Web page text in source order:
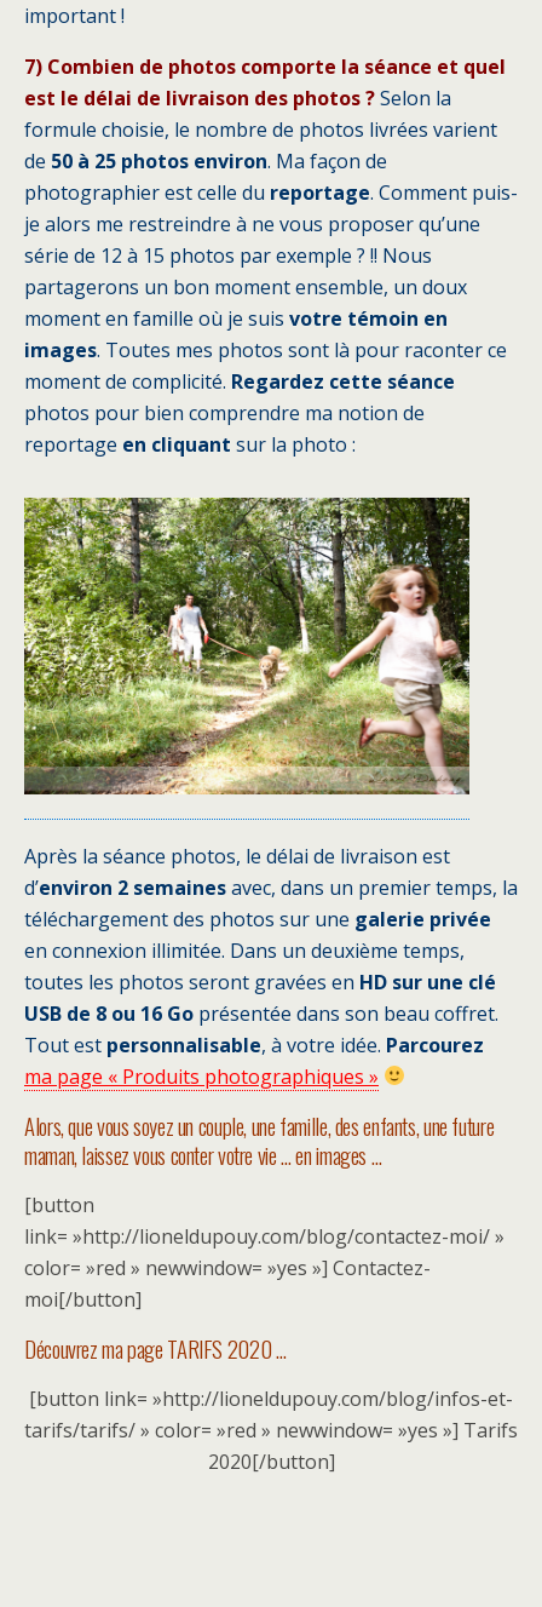
important !
7) Combien de photos comporte la séance et quel
est le délai de livraison des photos ?Selon la
formule choisie, le nombre de photos livrées varient
de 50 à 25 photos environ. Ma façon de
photographier est celle du reportage. Comment puis-
je alors me restreindre à ne vous proposer qu’une
série de 12 à 15 photos par exemple ? !! Nous
partagerons un bon moment ensemble, un doux
moment en famille où je suis votre témoin en
images. Toutes mes photos sont là pour raconter ce
moment de complicité. Regardez cette séance
photos pour bien comprendre ma notion de
reportage en cliquant sur la photo :
Après la séance photos, le délai de livraison est
d’environ 2 semainesavec, dans un premier temps, la
téléchargement des photos sur une galerie privée
en connexion illimitée. Dans un deuxième temps,
toutes les photos seront gravées en HD sur une clé
USB de 8 ou 16 Go présentée dans son beau coffret.
Tout est personnalisable, à votre idée. Parcourez
ma page « Produits photographiques »
Alors, que vous soyez un couple, une famille, des enfants, une future
maman, laissez vous conter votre vie … en images …
[button
link= »http://lioneldupouy.com/blog/contactez-moi/ »
color= »red » newwindow= »yes »] Contactez-
moi[/button]
Découvrez ma page TARIFS 2020 …
[button link= »http://lioneldupouy.com/blog/infos-et-
tarifs/tarifs/ » color= »red » newwindow= »yes »] Tarifs
2020[/button]